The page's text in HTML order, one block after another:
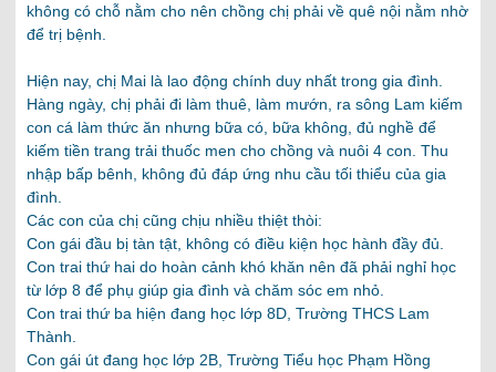
không có chỗ nằm cho nên chồng chị phải về quê nội nằm nhờ
để trị bệnh.
Hiện nay, chị Mai là lao động chính duy nhất trong gia đình.
Hàng ngày, chị phải đi làm thuê, làm mướn, ra sông Lam kiếm
con cá làm thức ăn nhưng bữa có, bữa không, đủ nghề để
kiếm tiền trang trải thuốc men cho chồng và nuôi 4 con. Thu
nhập bấp bênh, không đủ đáp ứng nhu cầu tối thiểu của gia
đình.
Các con của chị cũng chịu nhiều thiệt thòi:
Con gái đầu bị tàn tật, không có điều kiện học hành đầy đủ.
Con trai thứ hai do hoàn cảnh khó khăn nên đã phải nghỉ học
từ lớp 8 để phụ giúp gia đình và chăm sóc em nhỏ.
Con trai thứ ba hiện đang học lớp 8D, Trường THCS Lam
Thành.
Con gái út đang học lớp 2B, Trường Tiểu học Phạm Hồng